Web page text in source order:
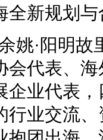
全新规划
姚·阳明故
会代表、
企业代表
行业交流